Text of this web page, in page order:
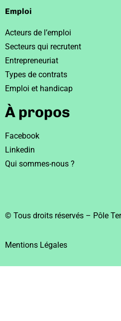
Emploi
Acteurs de l’emploi
Secteurs qui recrutent
Entrepreneuriat
Types de contrats
Emploi et handicap
À propos
Facebook
Linkedin
Qui sommes-nous ?
© Tous droits réservés – Pôle
Mentions Légales